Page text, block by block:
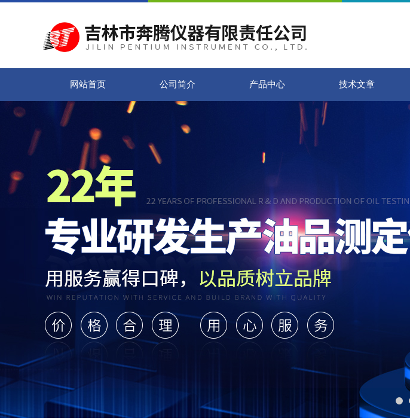
网站首页 公司简介 产品中心 技术文章